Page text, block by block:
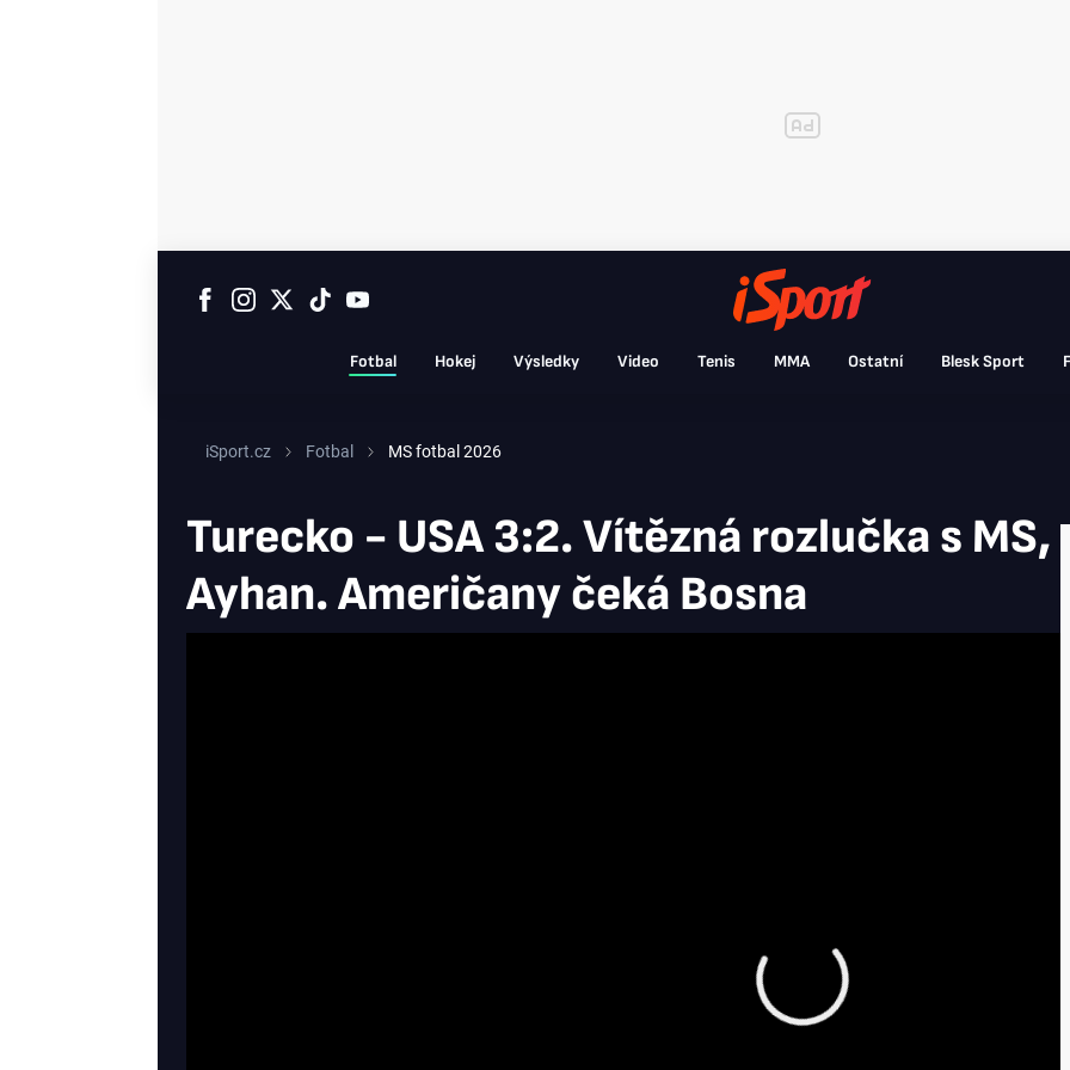
Fotbal Hokej Výsledky Video Tenis MMA Ostatní Blesk Sport
iSport.cz Fotbal MS fotbal 2026
Turecko - USA 3:2. Vítězná rozlučka s
Ayhan. Američany čeká Bosna